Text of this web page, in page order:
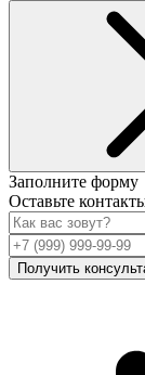
Заполните форму
Оставьте
Получить